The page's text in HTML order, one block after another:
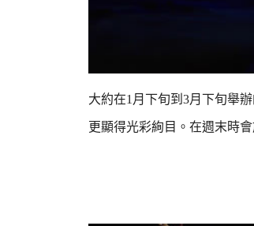
大約在1月下旬到3月下旬舉
更顯得光彩絢目。 在週末時